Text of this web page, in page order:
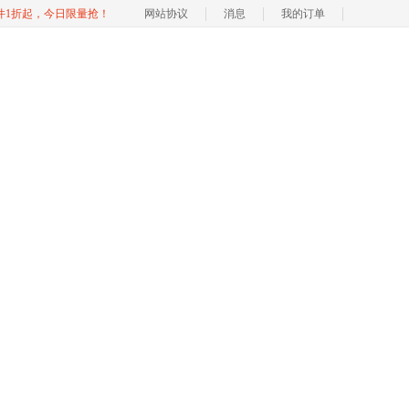
1折起，今日限量抢！ 网站协议 消息 我的订单